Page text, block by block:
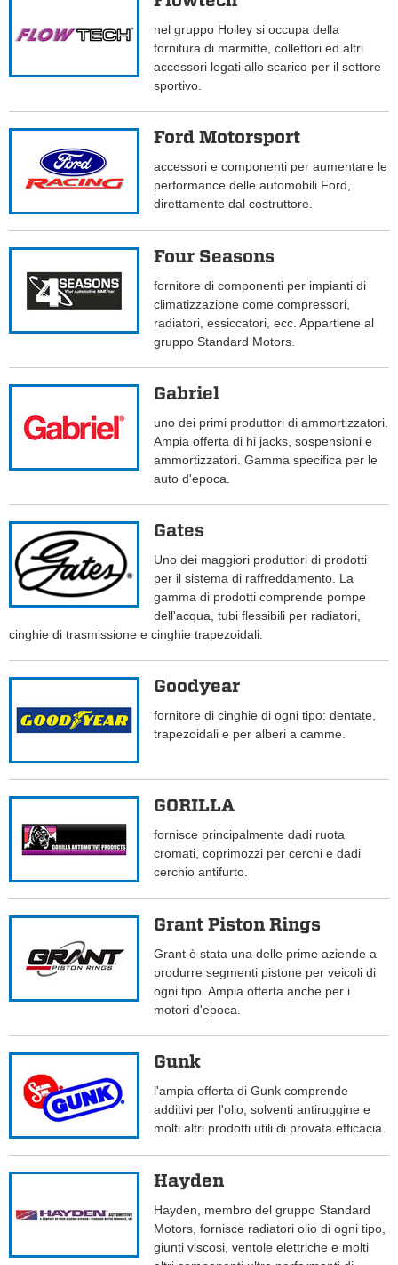
nel gruppo Holley si occupa della
fornitura di marmitte, collettori ed altri
accessori legati allo scarico per il settore
sportivo.
Ford Motorsport
accessori e componenti per aumentare le
performance delle automobili Ford,
direttamente dal costruttore.
Four Seasons
fornitore di componenti per impianti di
climatizzazione come compressori,
radiatori, essiccatori, ecc. Appartiene al
gruppo Standard Motors.
Gabriel
uno dei primi produttori di ammortizzatori.
Ampia offerta di hi jacks, sospensioni e
ammortizzatori. Gamma specifica per le
auto d'epoca.
Gates
Uno dei maggiori produttori di prodotti
per il sistema di raffreddamento. La
gamma di prodotti comprende pompe
dell'acqua, tubi flessibili per radiatori,
cinghie di trasmissione e cinghie trapezoidali.
Goodyear
fornitore di cinghie di ogni tipo: dentate,
trapezoidali e per alberi a camme.
GORILLA
fornisce principalmente dadi ruota
cromati, coprimozzi per cerchi e dadi
cerchio antifurto.
Grant Piston Rings
Grant è stata una delle prime aziende a
produrre segmenti pistone per veicoli di
ogni tipo. Ampia offerta anche per i
motori d'epoca.
Gunk
l'ampia offerta di Gunk comprende
additivi per l'olio, solventi antiruggine e
molti altri prodotti utili di provata efficacia.
Hayden
Hayden, membro del gruppo Standard
Motors, fornisce radiatori olio di ogni tipo,
giunti viscosi, ventole elettriche e molti